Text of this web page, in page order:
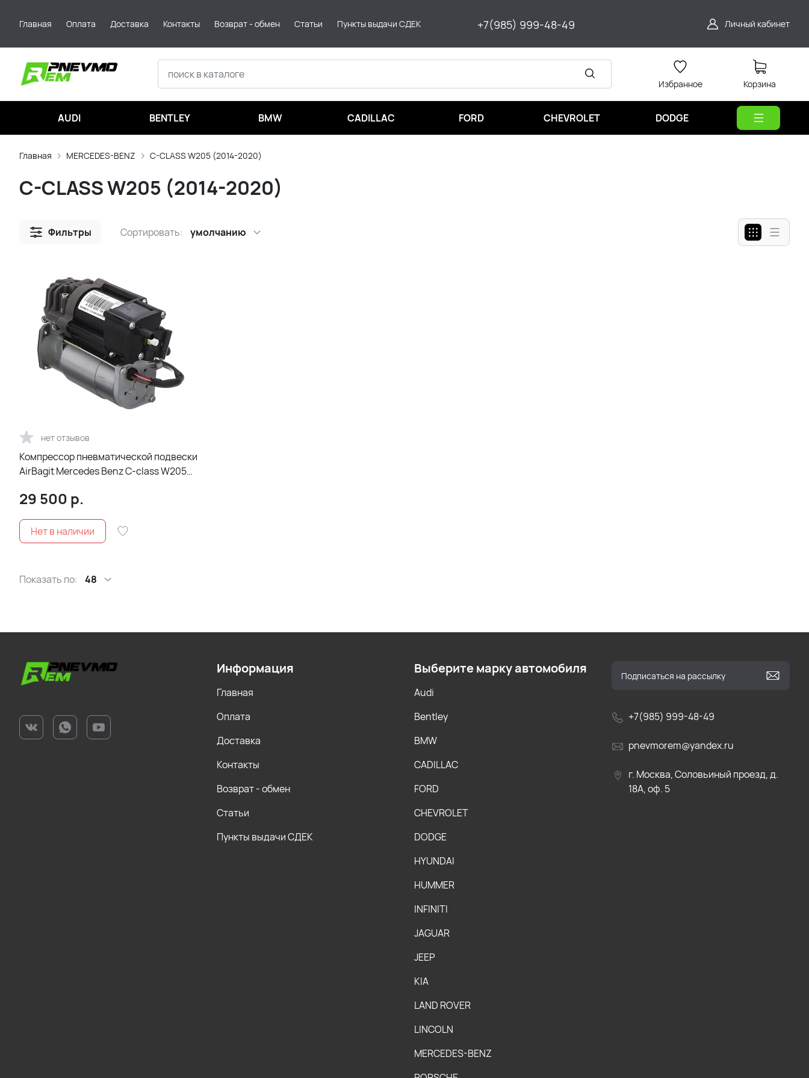
Главная Оплата Доставка Контакты Возврат - обмен Статьи Пункты выдачи СДЕК +7(985) 999-48-49 Личный кабинет
Избранное Корзина
AUDI BENTLEY BMW CADILLAC FORD CHEVROLET DODGE
Главная MERCEDES-BENZ C-CLASS W205 (2014-2020)
C-CLASS W205 (2014-2020)
Фильтры Сортировать: умолчанию
нет отзывов
Компрессор пневматической подвески
AirBagit Mercedes Benz C-class W205
29 500 р.
Показать по: 48
+7(985) 999-48-49
pnevmorem@yandex.ru
г. Москва, Соловьиный проезд, д.
18А, оф. 5
Информация
Главная
Оплата
Доставка
Контакты
Возврат - обмен
Статьи
Пункты выдачи СДЕК
Выберите марку автомобиля
Audi
Bentley
BMW
CADILLAC
FORD
CHEVROLET
DODGE
HYUNDAI
HUMMER
INFINITI
JAGUAR
JEEP
KIA
LAND ROVER
LINCOLN
MERCEDES-BENZ